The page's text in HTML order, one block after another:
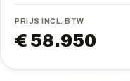
PRIJS INCL. BTW
€ 58.950